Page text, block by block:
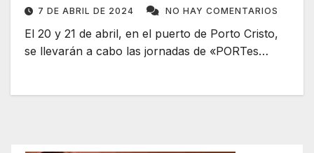
7 DE ABRIL DE 2024 NO HAY COMENTARIOS
El 20 y 21 de abril, en el puerto de Porto Cristo,
se llevarán a cabo las jornadas de «PORTes…